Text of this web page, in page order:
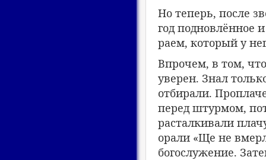
Но теперь, после
год подновлённое
раем, который у
Впрочем, в том,
уверен. Знал
отбирали.
перед штурмом,
расталкивали
орали «Ще не
богослужение.